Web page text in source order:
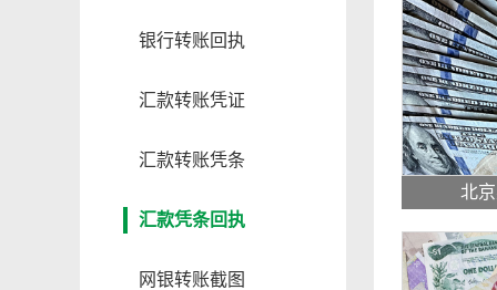
银行转账回执
汇款转账凭证
汇款转账凭条
汇款凭条回执
网银转账截图
北